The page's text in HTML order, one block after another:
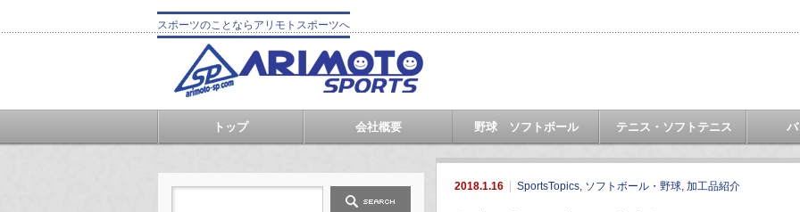
スポーツのことならアリモトスポーツへ
トップ 会社概要 野球 ソフトボール テニス・ソフトテニス
2018.1.16 SportsTopics, ソフトボール・野球, 加工品紹介